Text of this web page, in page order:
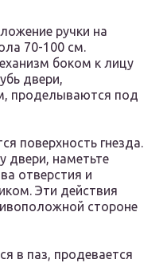
ручки на
70-100 см.
боком к лицу
двери,
проделываются под
поверхность гнезда.
двери, наметьте
отверстия и
Эти действия
стороне
в паз, продевается